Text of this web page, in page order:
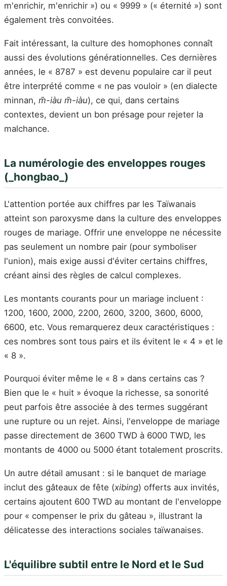
m'enrichir, m'enrichir ») ou « 9999 » (« éternité ») sont
également très convoitées.
Fait intéressant, la culture des homophones connaît
aussi des évolutions générationnelles. Ces dernières
années, le « 8787 » est devenu populaire car il peut
être interprété comme « ne pas vouloir » (en dialecte
minnan, m̄-iàu m̄-iàu), ce qui, dans certains
contextes, devient un bon présage pour rejeter la
malchance.
La numérologie des enveloppes rouges
(_hongbao_)
L'attention portée aux chiffres par les Taïwanais
atteint son paroxysme dans la culture des enveloppes
rouges de mariage. Offrir une enveloppe ne nécessite
pas seulement un nombre pair (pour symboliser
l'union), mais exige aussi d'éviter certains chiffres,
créant ainsi des règles de calcul complexes.
Les montants courants pour un mariage incluent :
1200, 1600, 2000, 2200, 2600, 3200, 3600, 6000,
6600, etc. Vous remarquerez deux caractéristiques :
ces nombres sont tous pairs et ils évitent le « 4 » et le
« 8 ».
Pourquoi éviter même le « 8 » dans certains cas ?
Bien que le « huit » évoque la richesse, sa sonorité
peut parfois être associée à des termes suggérant
une rupture ou un rejet. Ainsi, l'enveloppe de mariage
passe directement de 3600 TWD à 6000 TWD, les
montants de 4000 ou 5000 étant totalement proscrits.
Un autre détail amusant : si le banquet de mariage
inclut des gâteaux de fête (xibing) offerts aux invités,
certains ajoutent 600 TWD au montant de l'enveloppe
pour « compenser le prix du gâteau », illustrant la
délicatesse des interactions sociales taïwanaises.
L'équilibre subtil entre le Nord et le Sud